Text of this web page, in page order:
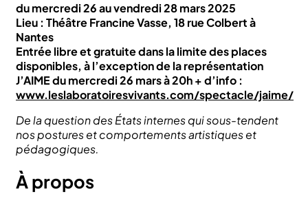
du mercredi 26 au vendredi 28 mars 2025
Lieu : Théâtre Francine Vasse, 18 rue Colbert à
Nantes
Entrée libre et gratuite dans la limite des places
disponibles, à l’exception de la représentation
J’AIME du mercredi 26 mars à 20h + d’info :
www.leslaboratoiresvivants.com/spectacle/jaime/
De la question des États internes qui sous-tendent
nos postures et comportements artistiques et
pédagogiques.
À propos